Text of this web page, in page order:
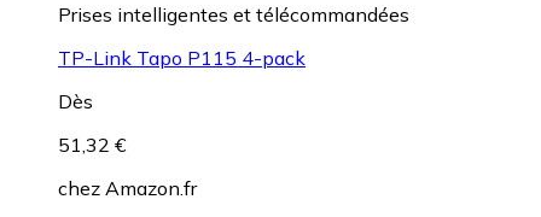
Prises intelligentes et télécommandées
TP-Link Tapo P115 4-pack
Dès
51,32 €
chez Amazon.fr